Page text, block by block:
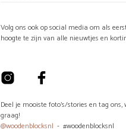
Volg ons ook op social media om als
hoogte te zijn van alle nieuwtjes en
Deel je mooiste foto's/stories en tag ons,
graag!
@woodenblocksnl - #woodenblocksnl